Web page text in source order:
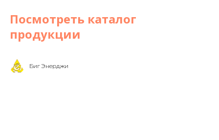
Посмотреть каталог
продукции
Биг Энерджи